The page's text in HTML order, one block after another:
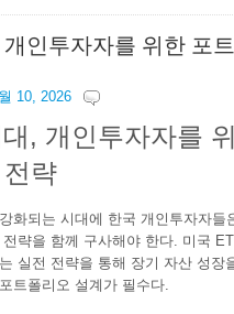
인투자자를 위한 포
10, 2026
, 개인투자자를
략
화되는 시대에 한국 개인투자자들
략을 함께 구사해야 한다. 미국
실전 전략을 통해 장기 자산 성장
트폴리오 설계가 필수다.